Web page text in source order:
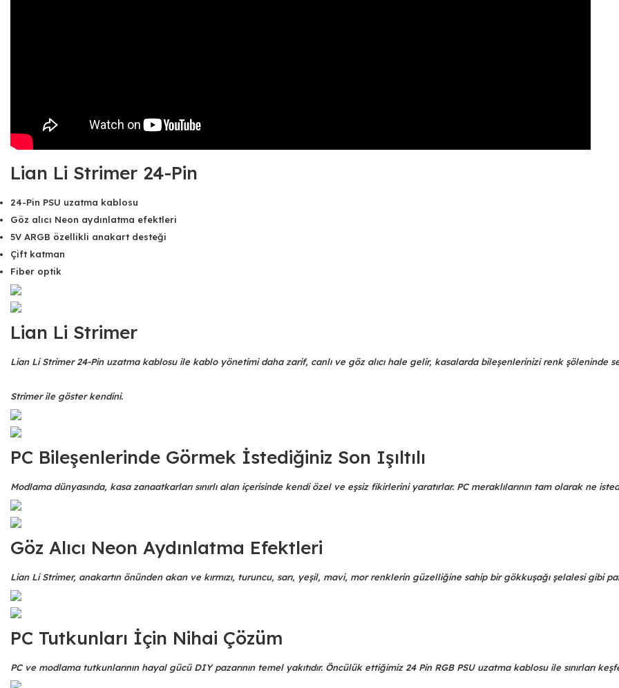
Lian Li Strimer 24-Pin
24-Pin PSU uzatma kablosu
Göz alıcı Neon aydınlatma efektleri
5V ARGB özellikli anakart desteği
Çift katman
Fiber optik
Lian Li Strimer
Lian Li Strimer 24-Pin uzatma kablosu ile kablo yönetimi daha zarif, canlı ve göz alıcı hale gelir, kasalarda bileşenlerinizi renk şöleninde
Strimer ile göster kendini.
PC Bileşenlerinde Görmek İstediğiniz Son Işıltılı
Modlama dünyasında, kasa zanaatkarları sınırlı alan içerisinde kendi özel ve eşsiz fikirlerini yaratırlar. PC meraklılarının tam olarak ne
Göz Alıcı Neon Aydınlatma Efektleri
Lian Li Strimer, anakartın önünden akan ve kırmızı, turuncu, sarı, yeşil, mavi, mor renklerin güzelliğine sahip bir gökkuşağı şelalesi gibi
PC Tutkunları İçin Nihai Çözüm
PC ve modlama tutkunlarının hayal gücü DIY pazarının temel yakıtıdır. Öncülük ettiğimiz 24 Pin RGB PSU uzatma kablosu ile sınırları